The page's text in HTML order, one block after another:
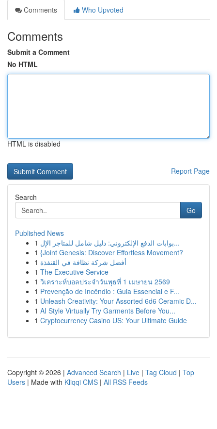
Comments
Who Upvoted
Comments
Submit a Comment
No HTML
HTML is disabled
Report Page
Search
Go
Published News
1
بوابات الدفع الإلكتروني: دليل شامل للمتاجر الإل...
1 {Joint Genesis: Discover Effortless Movement?
1 أفضل شركة نظافة في القنفذة
1 The Executive Service
1 วิเคราะห์บอลประจำวันพุธที่ 1 เมษายน 2569
1 Prevenção de Incêndio : Guia Essencial e F...
1 Unleash Creativity: Your Assorted 6d6 Ceramic D...
1 AI Style Virtually Try Garments Before You...
1 Cryptocurrency Casino US: Your Ultimate Guide
Copyright © 2026 | Advanced Search | Live | Tag Cloud | Top
Users | Made with Kliqqi CMS | All RSS Feeds